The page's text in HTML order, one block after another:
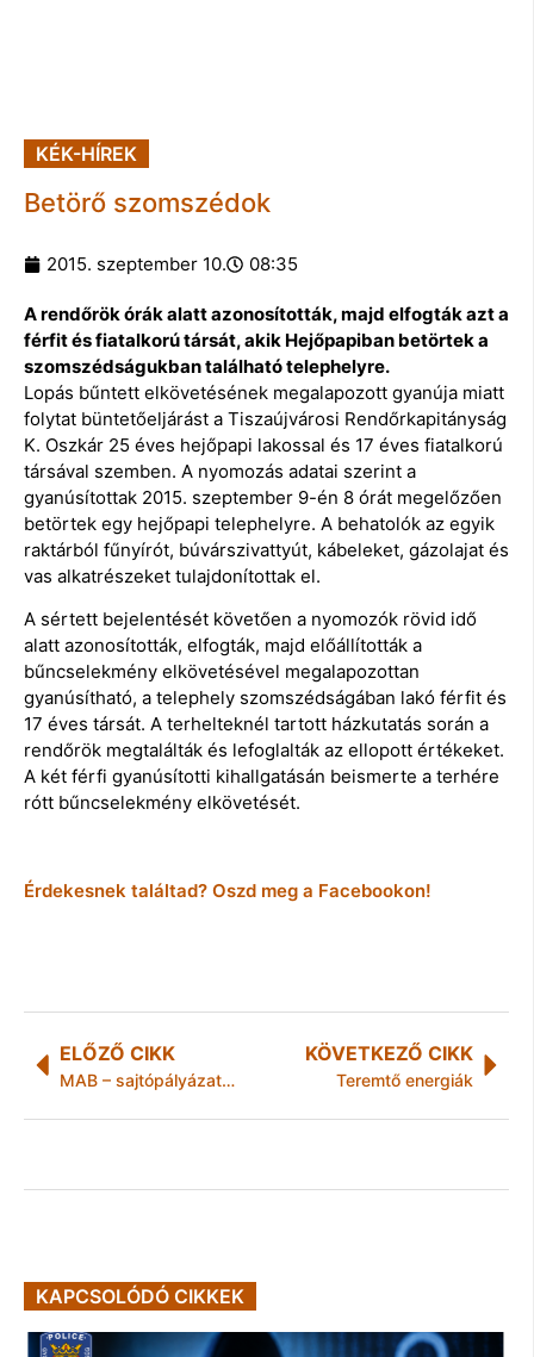
KÉK-HÍREK
Betörő szomszédok
2015. szeptember 10. 08:35
A rendőrök órák alatt azonosították, majd elfogták azt a
férfit és fiatalkorú társát, akik Hejőpapiban betörtek a
szomszédságukban található telephelyre.
Lopás bűntett elkövetésének megalapozott gyanúja miatt
folytat büntetőeljárást a Tiszaújvárosi Rendőrkapitányság
K. Oszkár 25 éves hejőpapi lakossal és 17 éves fiatalkorú
társával szemben. A nyomozás adatai szerint a
gyanúsítottak 2015. szeptember 9-én 8 órát megelőzően
betörtek egy hejőpapi telephelyre. A behatolók az egyik
raktárból fűnyírót, búvárszivattyút, kábeleket, gázolajat és
vas alkatrészeket tulajdonítottak el.
A sértett bejelentését követően a nyomozók rövid idő
alatt azonosították, elfogták, majd előállították a
bűncselekmény elkövetésével megalapozottan
gyanúsítható, a telephely szomszédságában lakó férfit és
17 éves társát. A terhelteknél tartott házkutatás során a
rendőrök megtalálták és lefoglalták az ellopott értékeket.
A két férfi gyanúsítotti kihallgatásán beismerte a terhére
rótt bűncselekmény elkövetését.
Érdekesnek találtad? Oszd meg a Facebookon!
ELŐZŐ CIKK
MAB – sajtópályázat 2015
KÖVETKEZŐ CIKK
Teremtő energiák
KAPCSOLÓDÓ CIKKEK